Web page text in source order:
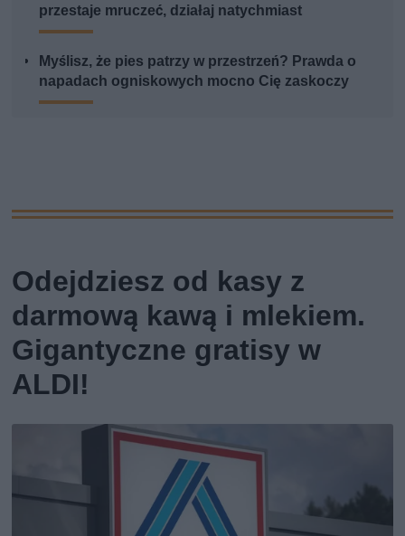
przestaje mruczeć, działaj natychmiast
Myślisz, że pies patrzy w przestrzeń? Prawda o
napadach ogniskowych mocno Cię zaskoczy
Odejdziesz od kasy z
darmową kawą i mlekiem.
Gigantyczne gratisy w
ALDI!